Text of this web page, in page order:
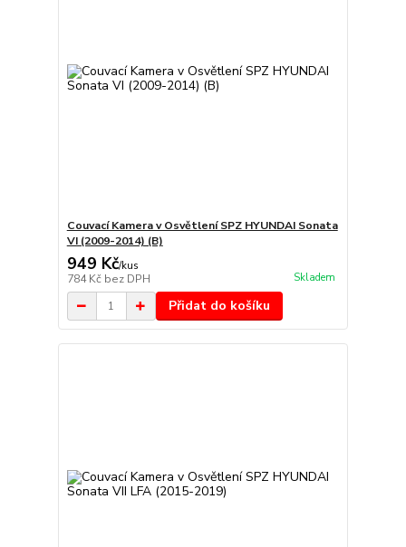
Couvací Kamera v Osvětlení SPZ HYUNDAI Sonata
VI (2009-2014) (B)
949 Kč/kus
784 Kč bez DPH Skladem
Přidat do košíku